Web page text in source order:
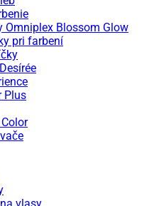
Omniplex Blossom Glow
pri farbení
Plus